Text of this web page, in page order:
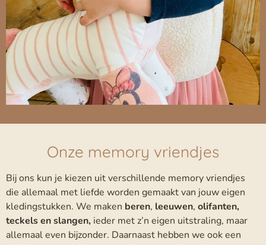
Onze memory vriendjes
Bij ons kun je kiezen uit verschillende memory vriendjes
die allemaal met liefde worden gemaakt van jouw eigen
kledingstukken. We maken beren, leeuwen, olifanten,
teckels en slangen, ieder met z’n eigen uitstraling, maar
allemaal even bijzonder. Daarnaast hebben we ook een